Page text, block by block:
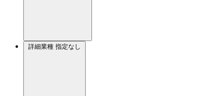
詳細業種 指定なし